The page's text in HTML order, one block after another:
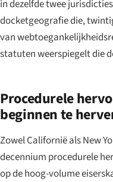
in dezelfde twee
docketgeografie die,
van
statuten weerspiegelt die
Procedurele
beginnen te
Zowel Californië als New
decennium procedurele
op de hoog-volume